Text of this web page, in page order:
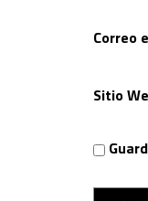
Correo
Sitio